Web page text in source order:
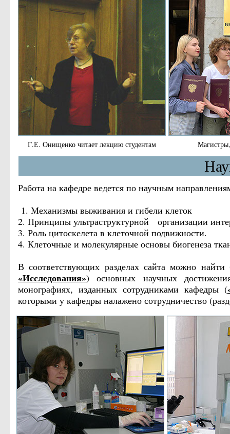
Г.Е. Онищенко читает лекцию студентам
Работа на кафедре ведется по научным
1. Механизмы выживания и гибели клеток
2. Принципы ультраструктурной организации
3. Роль цитоскелета в клеточной подвижности.
4. Клеточные и молекулярные основы биогенеза
В соответствующих разделах сайта можно
«Исследования») основных научных
монографиях, изданных сотрудниками кафедры (
которыми у кафедры налажено сотрудничество